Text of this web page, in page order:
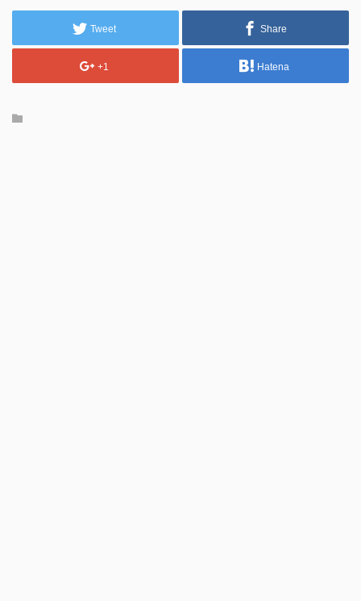
Tweet Share
+1 Hatena